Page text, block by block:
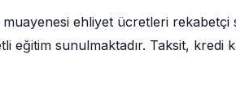
muayenesi ehliyet ücretleri
eğitim sunulmaktadır. Taksit, kredi